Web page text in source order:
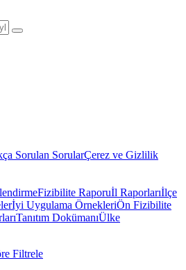
Sorulan SorularÇerez ve Gizlilik
Fizibilite Raporuİl Raporlarıİlçe
İyi Uygulama ÖrnekleriÖn Fizibilite
Tanıtım DokümanıÜlke
Filtrele